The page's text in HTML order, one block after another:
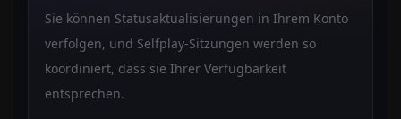
Sie können Statusaktualisierungen in Ihrem Konto
verfolgen, und Selfplay-Sitzungen werden so
koordiniert, dass sie Ihrer Verfügbarkeit
entsprechen.